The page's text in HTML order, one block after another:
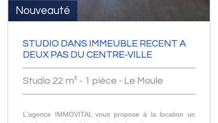
Nouveauté
STUDIO DANS IMMEUBLE RECENT A
DEUX PAS DU CENTRE-VILLE
Studio 22 m² - 1 pièce - Le Moule
L'agence IMMOVITAL vous propose à la location un